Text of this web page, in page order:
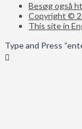
Besøg også
Copyright ©
This site in
Type and Press